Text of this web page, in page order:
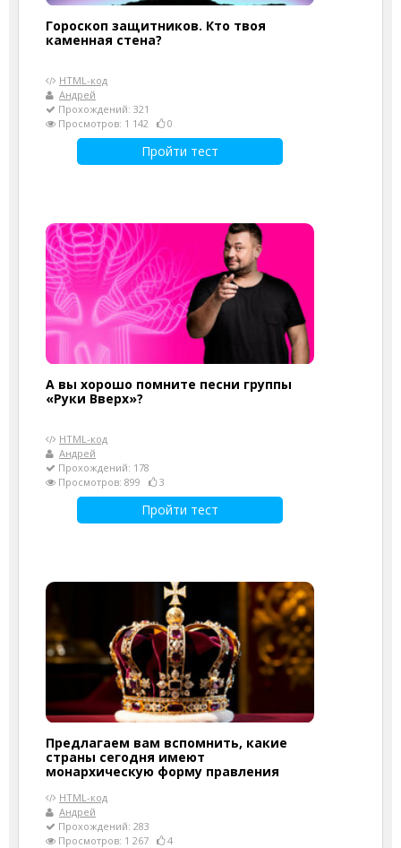
Гороскоп защитников. Кто твоя
каменная стена?
HTML-код
Андрей
Прохождений: 321
Просмотров: 1 142
0
Пройти тест
А вы хорошо помните песни группы
«Руки Вверх»?
HTML-код
Андрей
Прохождений: 178
Просмотров: 899
3
Пройти тест
Предлагаем вам вспомнить, какие
страны сегодня имеют
монархическую форму правления
HTML-код
Андрей
Прохождений: 283
Просмотров: 1 267
4